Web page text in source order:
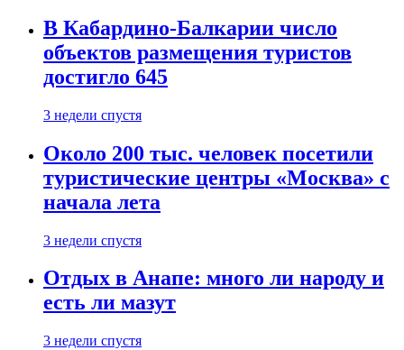
В Кабардино-Балкарии число
объектов размещения туристов
достигло 645
3 недели спустя
Около 200 тыс. человек посетили
туристические центры «Москва» с
начала лета
3 недели спустя
Отдых в Анапе: много ли народу и
есть ли мазут
3 недели спустя